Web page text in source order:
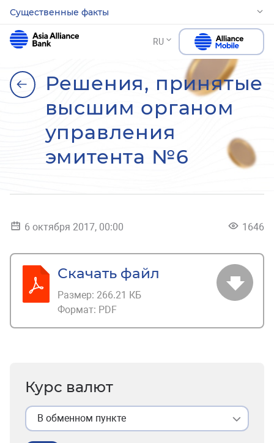
Существенные факты
RU
Решения, принятые
высшим органом
управления
эмитента №6
6 октября 2017, 00:00 1646
Скачать файл
Размер: 266.21 КБ
Формат: PDF
Курс валют
В обменном пункте